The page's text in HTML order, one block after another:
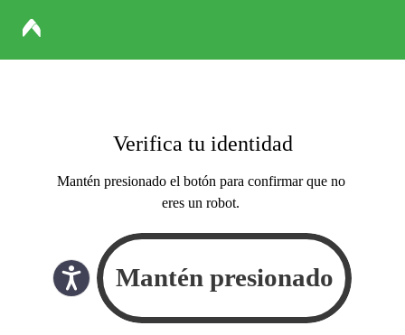
Verifica tu identidad
Mantén presionado el botón para confirmar que no
eres un robot.